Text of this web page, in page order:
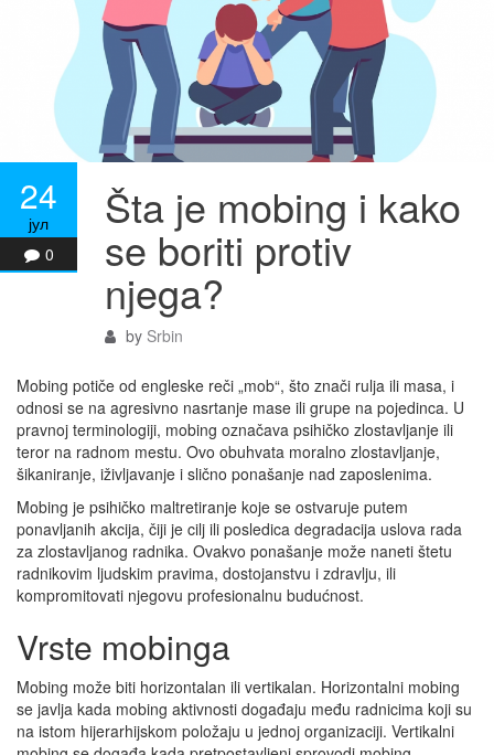
24
јул
0
Šta je mobing i kako
se boriti protiv
njega?
by Srbin
Mobing potiče od engleske reči „mob“, što znači rulja ili masa, i
odnosi se na agresivno nasrtanje mase ili grupe na pojedinca. U
pravnoj terminologiji, mobing označava psihičko zlostavljanje ili
teror na radnom mestu. Ovo obuhvata moralno zlostavljanje,
šikaniranje, iživljavanje i slično ponašanje nad zaposlenima.
Mobing je psihičko maltretiranje koje se ostvaruje putem
ponavljanih akcija, čiji je cilj ili posledica degradacija uslova rada
za zlostavljanog radnika. Ovakvo ponašanje može naneti štetu
radnikovim ljudskim pravima, dostojanstvu i zdravlju, ili
kompromitovati njegovu profesionalnu budućnost.
Vrste mobinga
Mobing može biti horizontalan ili vertikalan. Horizontalni mobing
se javlja kada mobing aktivnosti događaju među radnicima koji su
na istom hijerarhijskom položaju u jednoj organizaciji. Vertikalni